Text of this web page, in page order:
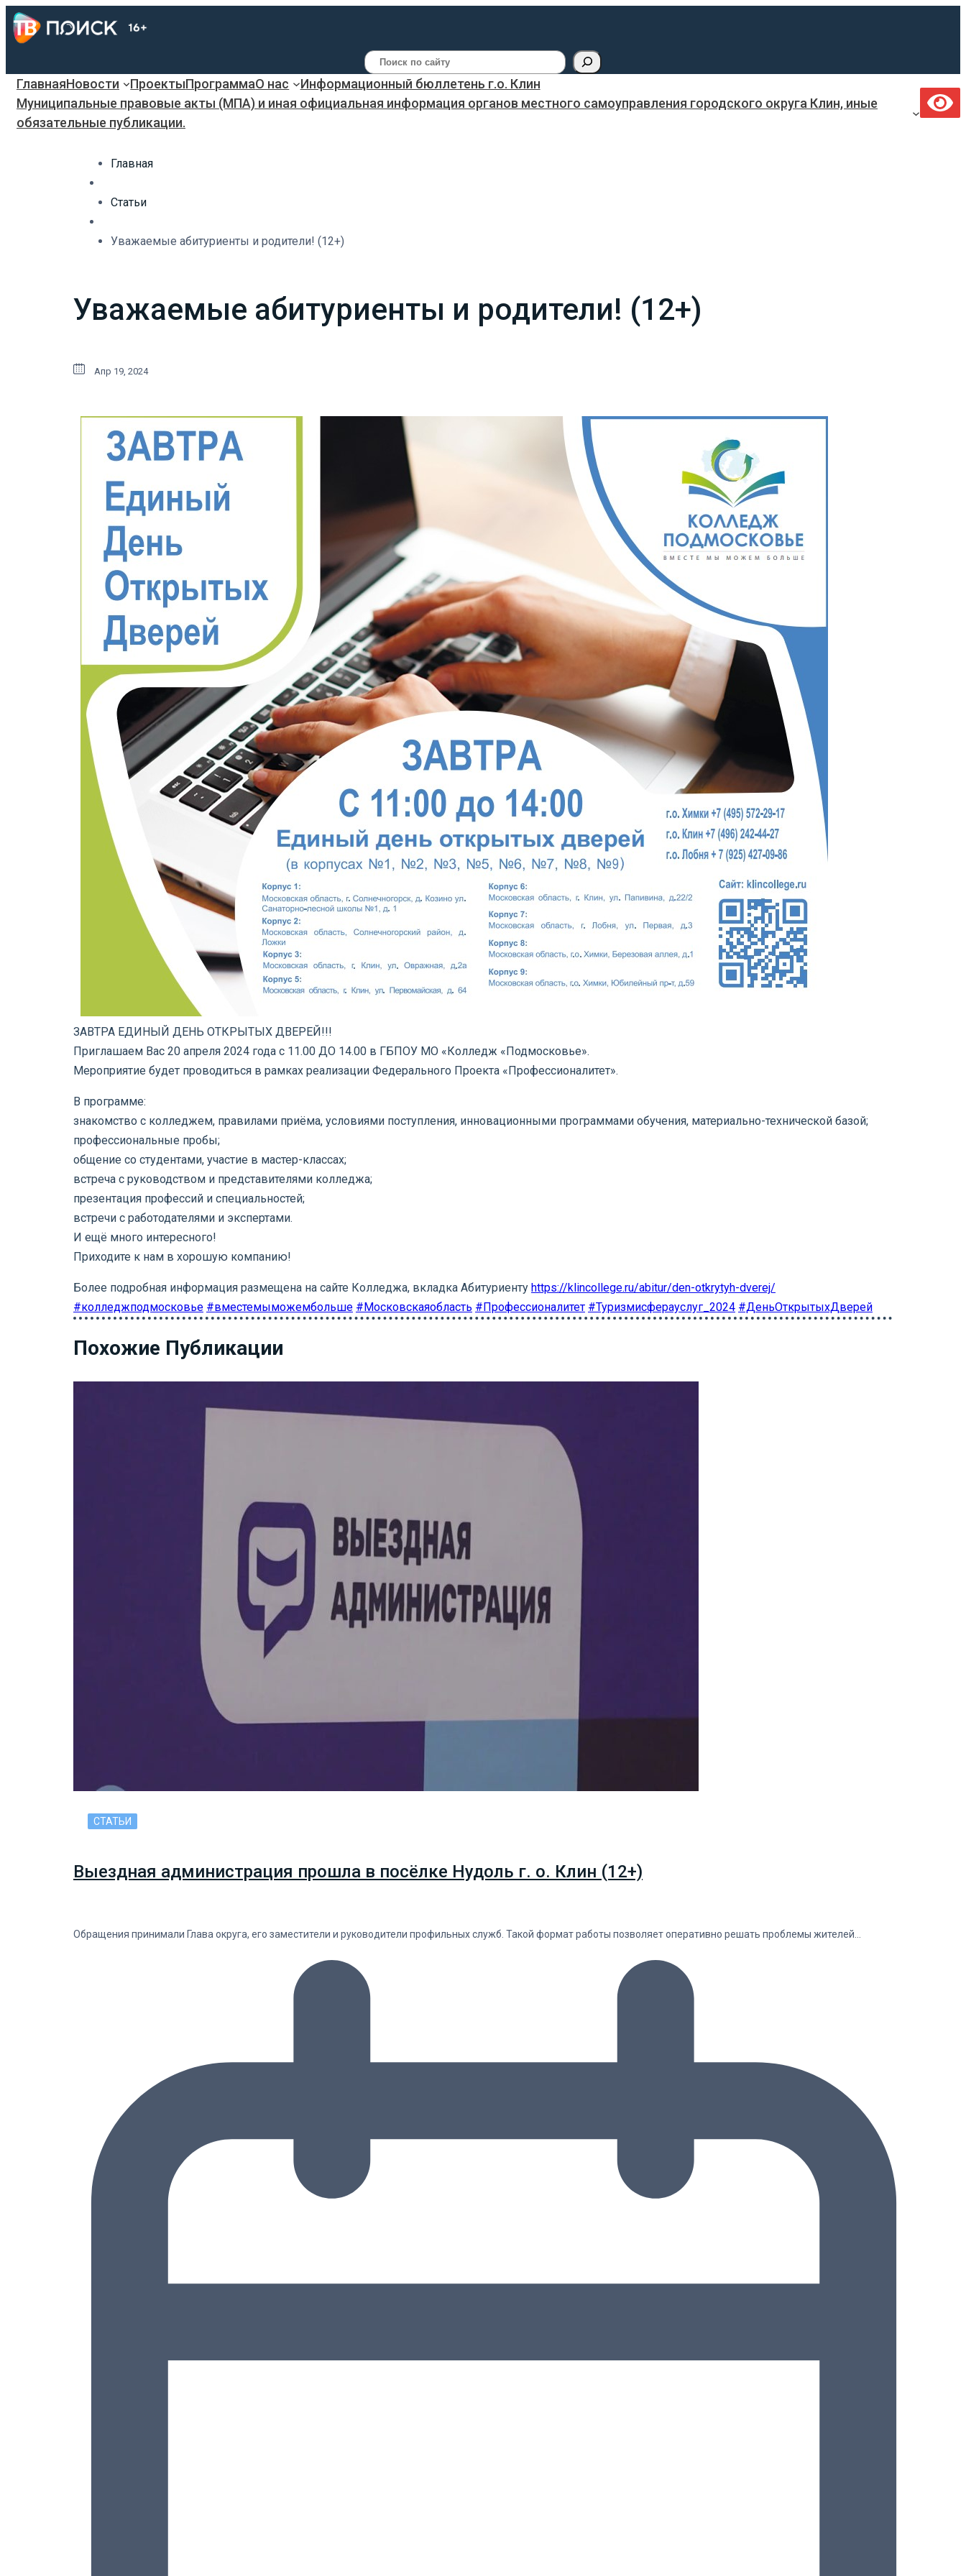
Поиск
ГлавнаяНовости ПроектыПрограммаО нас
Информационный бюллетень г.о. Клин
Муниципальные правовые акты (МПА) и иная официальная информация органов местного самоуправления городского округа Клин, иные
обязательные публикации.
Главная
Статьи
Уважаемые абитуриенты и родители! (12+)
Уважаемые абитуриенты и родители! (12+)
Апр 19, 2024
ЗАВТРА ЕДИНЫЙ ДЕНЬ ОТКРЫТЫХ ДВЕРЕЙ!!!
Приглашаем Вас 20 апреля 2024 года с 11.00 ДО 14.00 в ГБПОУ МО «Колледж «Подмосковье».
Мероприятие будет проводиться в рамках реализации Федерального Проекта «Профессионалитет».
В программе:
знакомство с колледжем, правилами приёма, условиями поступления, инновационными программами обучения, материально-технической базой;
профессиональные пробы;
общение со студентами, участие в мастер-классах;
встреча с руководством и представителями колледжа;
презентация профессий и специальностей;
встречи с работодателями и экспертами.
И ещё много интересного!
Приходите к нам в хорошую компанию!
Более подробная информация размещена на сайте Колледжа, вкладка Абитуриенту https://klincollege.ru/abitur/den-otkrytyh-dverej/
#колледжподмосковье #вместемыможембольше #Московскаяобласть #Профессионалитет #Туризмисферауслуг_2024 #ДеньОткрытыхДверей
Похожие Публикации
СТАТЬИ
Выездная администрация прошла в посёлке Нудоль г. о. Клин (12+)
Обращения принимали Глава округа, его заместители и руководители профильных служб. Такой формат работы позволяет оперативно решать проблемы жителей…